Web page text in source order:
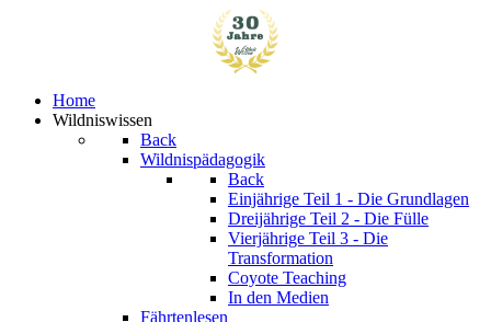
Home
Wildniswissen
Back
Wildnispädagogik
Back
Einjährige Teil 1 - Die Grundlagen
Dreijährige Teil 2 - Die Fülle
Vierjährige Teil 3 - Die
Transformation
Coyote Teaching
In den Medien
Fährtenlesen